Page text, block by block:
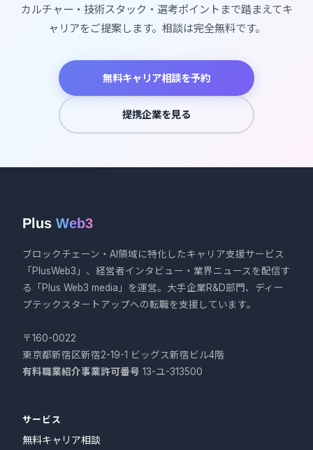
カルチャー・技術スタック・選考ポイントまで踏まえてキ
ャリアをご提案します。相談は完全無料です。
無料キャリア相談を予約
提携企業を見る
Plus Web3
ブロックチェーン・AI領域に特化したキャリア支援サービス
「PlusWeb3」、経営者インタビュー・業界ニュースを配信す
る「Plus Web3 media」を運営。大手企業R&D部門、ディー
プテックスタートアップへの転職を支援しています。
〒160-0022
東京都新宿区新宿2-19-1 ビッグス新宿ビル4階
有料職業紹介事業許可番号 13-ユ-313500
サービス
無料キャリア相談